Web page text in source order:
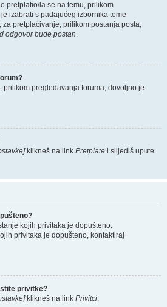
pretplatio/la se na temu, prilikom
izabrati s padajućeg izbornika teme
pretplaćivanje, prilikom postanja posta,
odgovor bude postan.
prilikom pregledavanja foruma, dovoljno je
klikneš na link Pretplate i slijediš upute.
kojih privitaka je dopušteno.
privitaka je dopušteno, kontaktiraj
privitke?
klikneš na link Privitci.